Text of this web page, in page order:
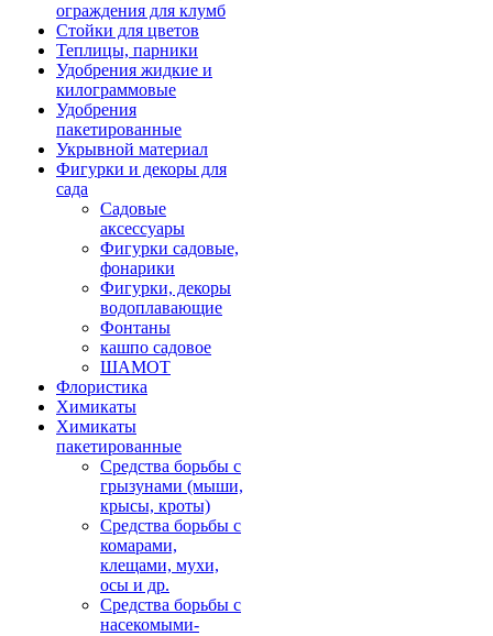
ограждения для клумб
Стойки для цветов
Теплицы, парники
Удобрения жидкие и
килограммовые
Удобрения
пакетированные
Укрывной материал
Фигурки и декоры для
сада
Садовые
аксессуары
Фигурки садовые,
фонарики
Фигурки, декоры
водоплавающие
Фонтаны
кашпо садовое
ШАМОТ
Флористика
Химикаты
Химикаты
пакетированные
Средства борьбы с
грызунами (мыши,
крысы, кроты)
Средства борьбы с
комарами,
клещами, мухи,
осы и др.
Средства борьбы с
насекомыми-